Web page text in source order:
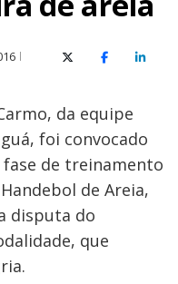
X (Twitter)Facebook
O
da equipe
foi convocado
de treinamento
de Areia,
disputa do
que